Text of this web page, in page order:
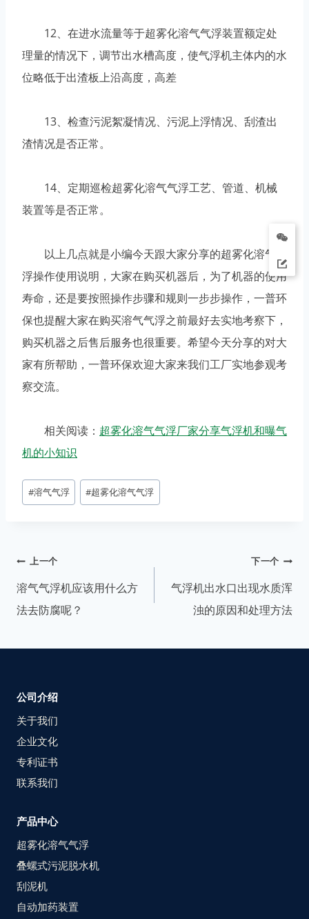
12、在进水流量等于超雾化溶气气浮装置额定处
理量的情况下，调节出水槽高度，使气浮机主体内的水
位略低于出渣板上沿高度，高差
13、检查污泥絮凝情况、污泥上浮情况、刮渣出
渣情况是否正常。
14、定期巡检超雾化溶气气浮工艺、管道、机械
装置等是否正常。
以上几点就是小编今天跟大家分享的超雾化溶气气
浮操作使用说明，大家在购买机器后，为了机器的使用
寿命，还是要按照操作步骤和规则一步步操作，一普环
保也提醒大家在购买溶气气浮之前最好去实地考察下，
购买机器之后售后服务也很重要。希望今天分享的对大
家有所帮助，一普环保欢迎大家来我们工厂实地参观考
察交流。
相关阅读： 超雾化溶气气浮厂家分享气浮机和曝气
机的小知识
#溶气气浮 #超雾化溶气气浮
上一个
溶气气浮机应该用什么方
法去防腐呢？
下一个
气浮机出水口出现水质浑
浊的原因和处理方法
公司介绍
关于我们
企业文化
专利证书
联系我们
产品中心
超雾化溶气气浮
叠螺式污泥脱水机
刮泥机
自动加药装置